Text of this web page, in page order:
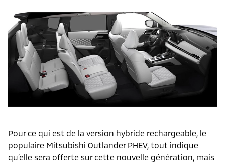
Pour ce qui est de la version hybride rechargeable, le
populaire Mitsubishi Outlander PHEV, tout indique
qu’elle sera offerte sur cette nouvelle génération, mais